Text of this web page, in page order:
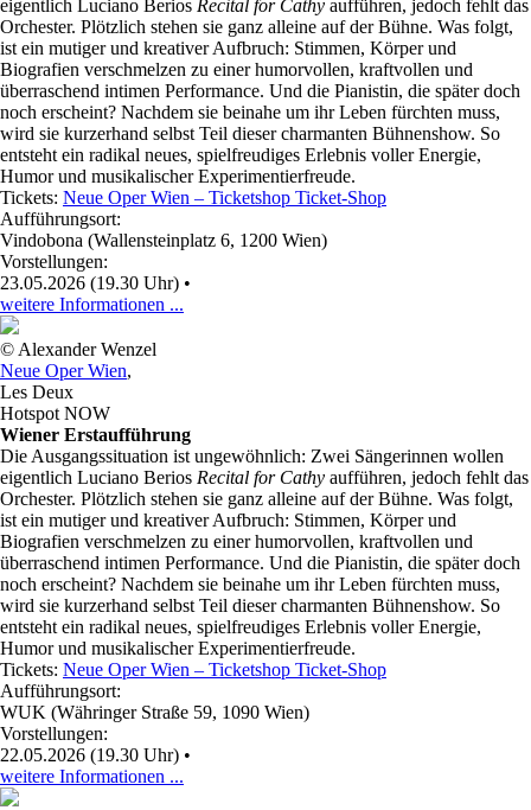
eigentlich Luciano Berios Recital for Cathy aufführen, jedoch fehlt das
Orchester. Plötzlich stehen sie ganz alleine auf der Bühne. Was folgt,
ist ein mutiger und kreativer Aufbruch: Stimmen, Körper und
Biografien verschmelzen zu einer humorvollen, kraftvollen und
überraschend intimen Performance. Und die Pianistin, die später doch
noch erscheint? Nachdem sie beinahe um ihr Leben fürchten muss,
wird sie kurzerhand selbst Teil dieser charmanten Bühnenshow. So
entsteht ein radikal neues, spielfreudiges Erlebnis voller Energie,
Humor und musikalischer Experimentierfreude.
Tickets: Neue Oper Wien – Ticketshop Ticket-Shop
Aufführungsort:
Vindobona (Wallensteinplatz 6, 1200 Wien)
Vorstellungen:
23.05.2026 (19.30 Uhr) •
weitere Informationen ...
© Alexander Wenzel
Neue Oper Wien,
Les Deux
Hotspot NOW
Wiener Erstaufführung
Die Ausgangssituation ist ungewöhnlich: Zwei Sängerinnen wollen
eigentlich Luciano Berios Recital for Cathy aufführen, jedoch fehlt das
Orchester. Plötzlich stehen sie ganz alleine auf der Bühne. Was folgt,
ist ein mutiger und kreativer Aufbruch: Stimmen, Körper und
Biografien verschmelzen zu einer humorvollen, kraftvollen und
überraschend intimen Performance. Und die Pianistin, die später doch
noch erscheint? Nachdem sie beinahe um ihr Leben fürchten muss,
wird sie kurzerhand selbst Teil dieser charmanten Bühnenshow. So
entsteht ein radikal neues, spielfreudiges Erlebnis voller Energie,
Humor und musikalischer Experimentierfreude.
Tickets: Neue Oper Wien – Ticketshop Ticket-Shop
Aufführungsort:
WUK (Währinger Straße 59, 1090 Wien)
Vorstellungen:
22.05.2026 (19.30 Uhr) •
weitere Informationen ...